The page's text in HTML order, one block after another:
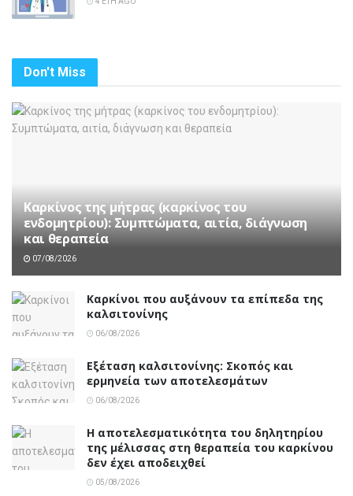
Don't Miss
Καρκίνος της μήτρας (καρκίνος του
ενδομητρίου): Συμπτώματα, αιτία, διάγνωση
και θεραπεία
07/08/2026
Καρκίνοι που αυξάνουν τα επίπεδα της
καλσιτονίνης
06/08/2026
Εξέταση καλσιτονίνης: Σκοπός και
ερμηνεία των αποτελεσμάτων
06/08/2026
Η αποτελεσματικότητα του δηλητηρίου
της μέλισσας στη θεραπεία του καρκίνου
δεν έχει αποδειχθεί
05/08/2026